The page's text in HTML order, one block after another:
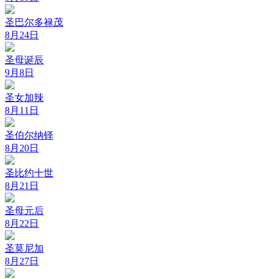
圣巴尔多禄茂
8月24日
圣母诞辰
9月8日
圣女加辣
8月11日
圣伯尔纳铎
8月20日
圣比约十世
8月21日
圣母元后
8月22日
圣莫尼加
8月27日